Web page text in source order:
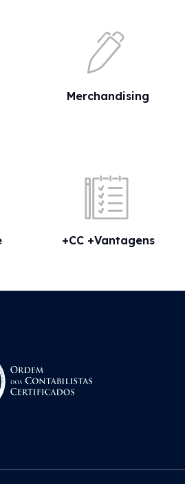
Merchandising
+CC +Vantagens